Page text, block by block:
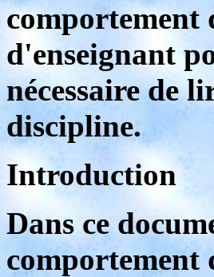
comportement
d'enseignant
nécessaire de
discipline.
Introduction
Dans ce
comportement